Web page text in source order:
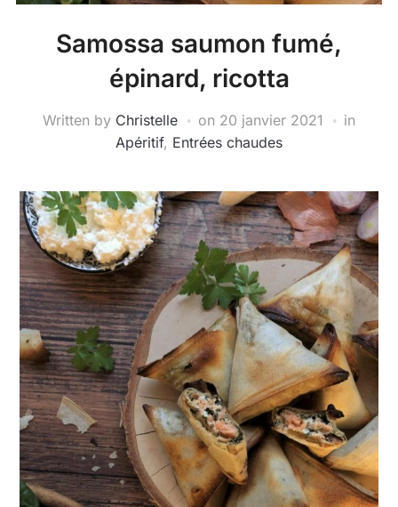
Samossa saumon fumé,
épinard, ricotta
Written by Christelle on 20 janvier 2021
in
Apéritif, Entrées chaudes